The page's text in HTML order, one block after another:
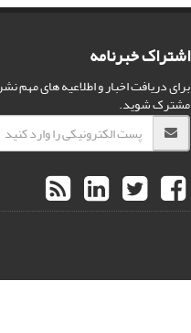
اشتراک خبرنامه
برای دریافت اخبار و اطلاعیه های مهم
مشترک شوید.